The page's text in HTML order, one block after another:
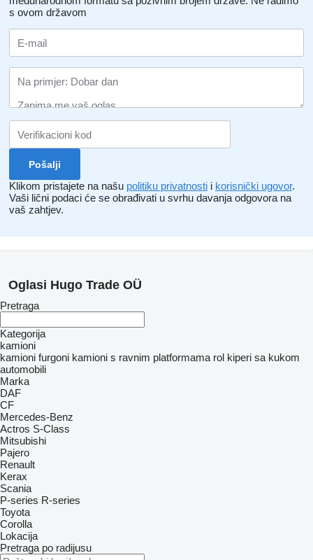
s ovom državom
Klikom pristajete na našu politiku privatnosti i korisnički ugovor.
Vaši lični podaci će se obrađivati ​​u svrhu davanja odgovora na
vaš zahtjev.
Oglasi Hugo Trade OÜ
Pretraga
Kategorija
kamioni
kamioni furgoni kamioni s ravnim platformama rol kiperi sa kukom
automobili
Marka
DAF
CF
Mercedes-Benz
Actros S-Class
Mitsubishi
Pajero
Renault
Kerax
Scania
P-series R-series
Toyota
Corolla
Lokacija
Pretraga po radijusu